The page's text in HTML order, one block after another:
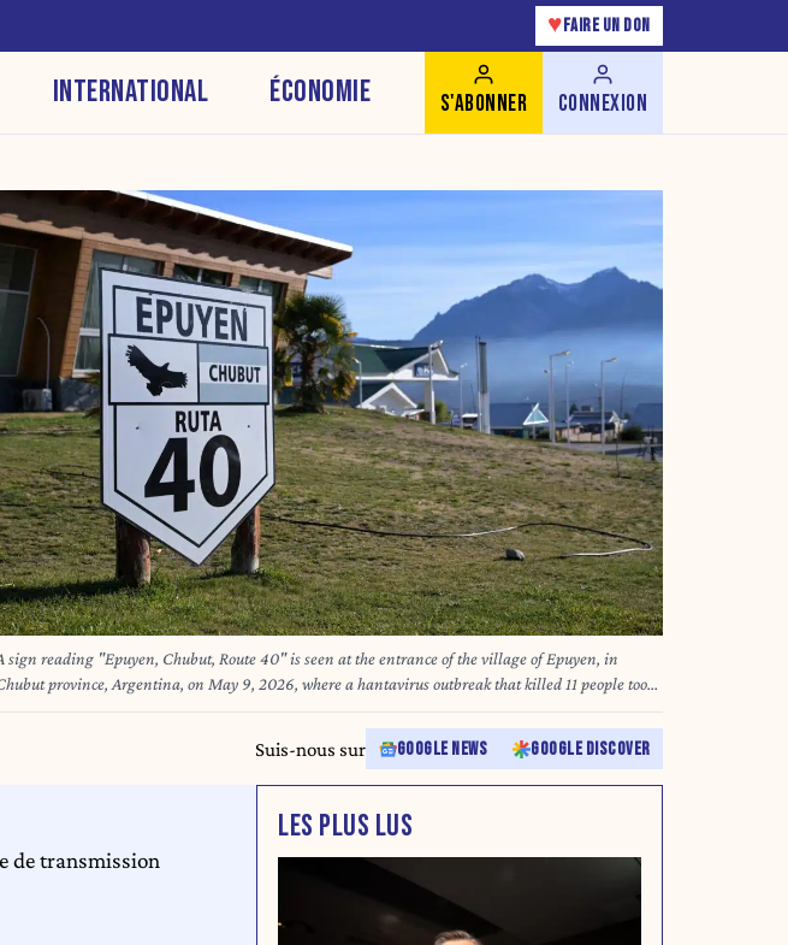
♥ FAIRE UN DON
INTERNATIONAL ÉCONOMIE S'ABONNER CONNEXION
sign reading "Epuyen, Chubut, Route 40" is seen at the entrance of the village of Epuyen, in
province, Argentina, on May 9, 2026, where a hantavirus outbreak that killed 11 people took
place in 2018-2019. JUAN MABROMATA / AFP
Suis-nous sur GOOGLE NEWS GOOGLE DISCOVER
de transmission
LES PLUS LUS